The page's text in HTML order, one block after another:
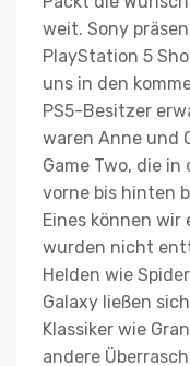
weit. Sony
PlayStation 5
uns in den
PS5-Besitzer
waren Anne und
Game Two, die
vorne bis hinten
Eines können wir
wurden nicht
Helden wie
Galaxy ließen
Klassiker wie
andere